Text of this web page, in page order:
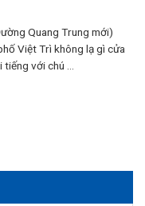
Quang Trung mới)
Việt Trì không lạ gì cửa
với chú ...